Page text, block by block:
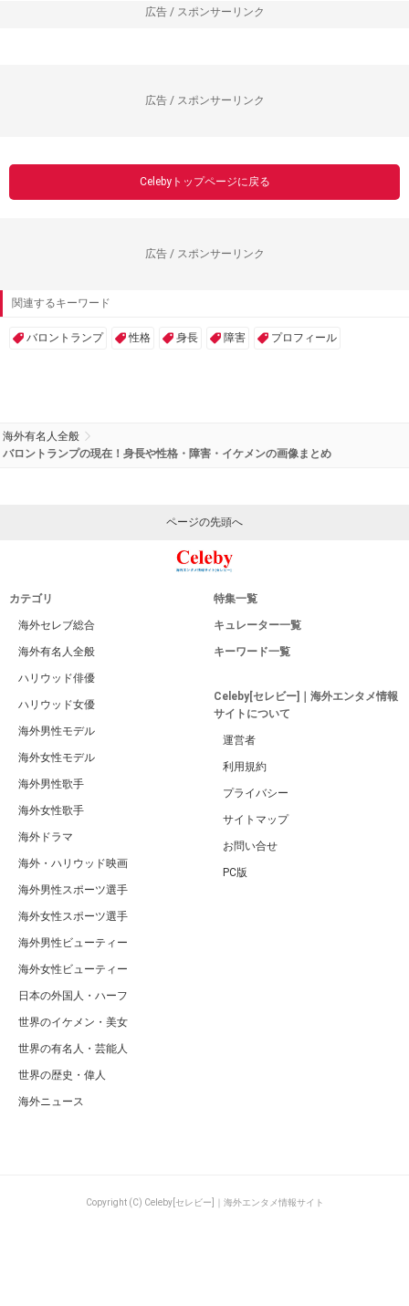
広告 / スポンサーリンク
広告 / スポンサーリンク
Celebyトップページに戻る
広告 / スポンサーリンク
関連するキーワード
バロントランプ 性格 身長 障害 プロフィール
海外有名人全般
バロントランプの現在！身長や性格・障害・イケメンの画像まとめ
ページの先頭へ
カテゴリ
海外セレブ総合
海外有名人全般
ハリウッド俳優
ハリウッド女優
海外男性モデル
海外女性モデル
海外男性歌手
海外女性歌手
海外ドラマ
海外・ハリウッド映画
海外男性スポーツ選手
海外女性スポーツ選手
海外男性ビューティー
海外女性ビューティー
日本の外国人・ハーフ
世界のイケメン・美女
世界の有名人・芸能人
世界の歴史・偉人
海外ニュース
特集一覧
キュレーター一覧
キーワード一覧
Celeby[セレビー]｜海外エンタメ情報
サイトについて
運営者
利用規約
プライバシー
サイトマップ
お問い合せ
PC版
Copyright (C) Celeby[セレビー]｜海外エンタメ情報サイト